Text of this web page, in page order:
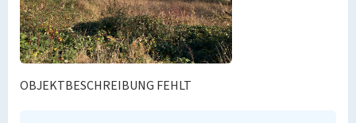
OBJEKTBESCHREIBUNG FEHLT